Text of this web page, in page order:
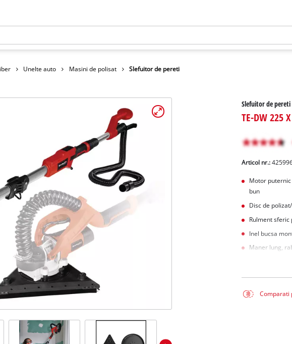
Unelte auto Masini de polisat Slefuitor de pereti
Slefuitor de pereti
TE-DW 225 X
Articol nr.:
Motor
bun
Disc de
Rulment
Inel bucsa
Maner lung,
Comparati